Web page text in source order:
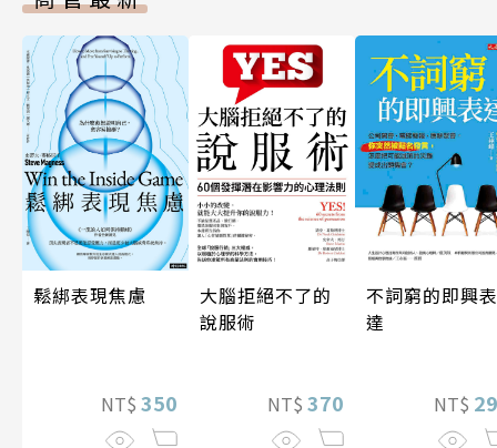
鬆綁表現焦慮
NT$ 350
大腦拒絕不了的
說服術
NT$ 370
不詞窮的即興表
達
NT$